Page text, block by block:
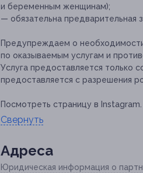
и беременным женщинам);
— обязательна предварительная
Предупреждаем о необходимости
по оказываемым услугам и
Услуга предоставляется только
предоставляется с разрешения
Посмотреть страницу в Instagram.
Свернуть
Адресa
Юридическая информация о